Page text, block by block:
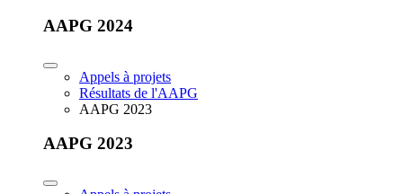
AAPG 2024
Appels à projets
Résultats de l'AAPG
AAPG 2023
AAPG 2023